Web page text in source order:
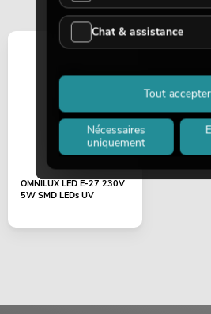
OMNILUX LED E-27 230V
5W SMD LEDs UV
Chat & assistance
Nécessaires
uniquement
Tout accepter